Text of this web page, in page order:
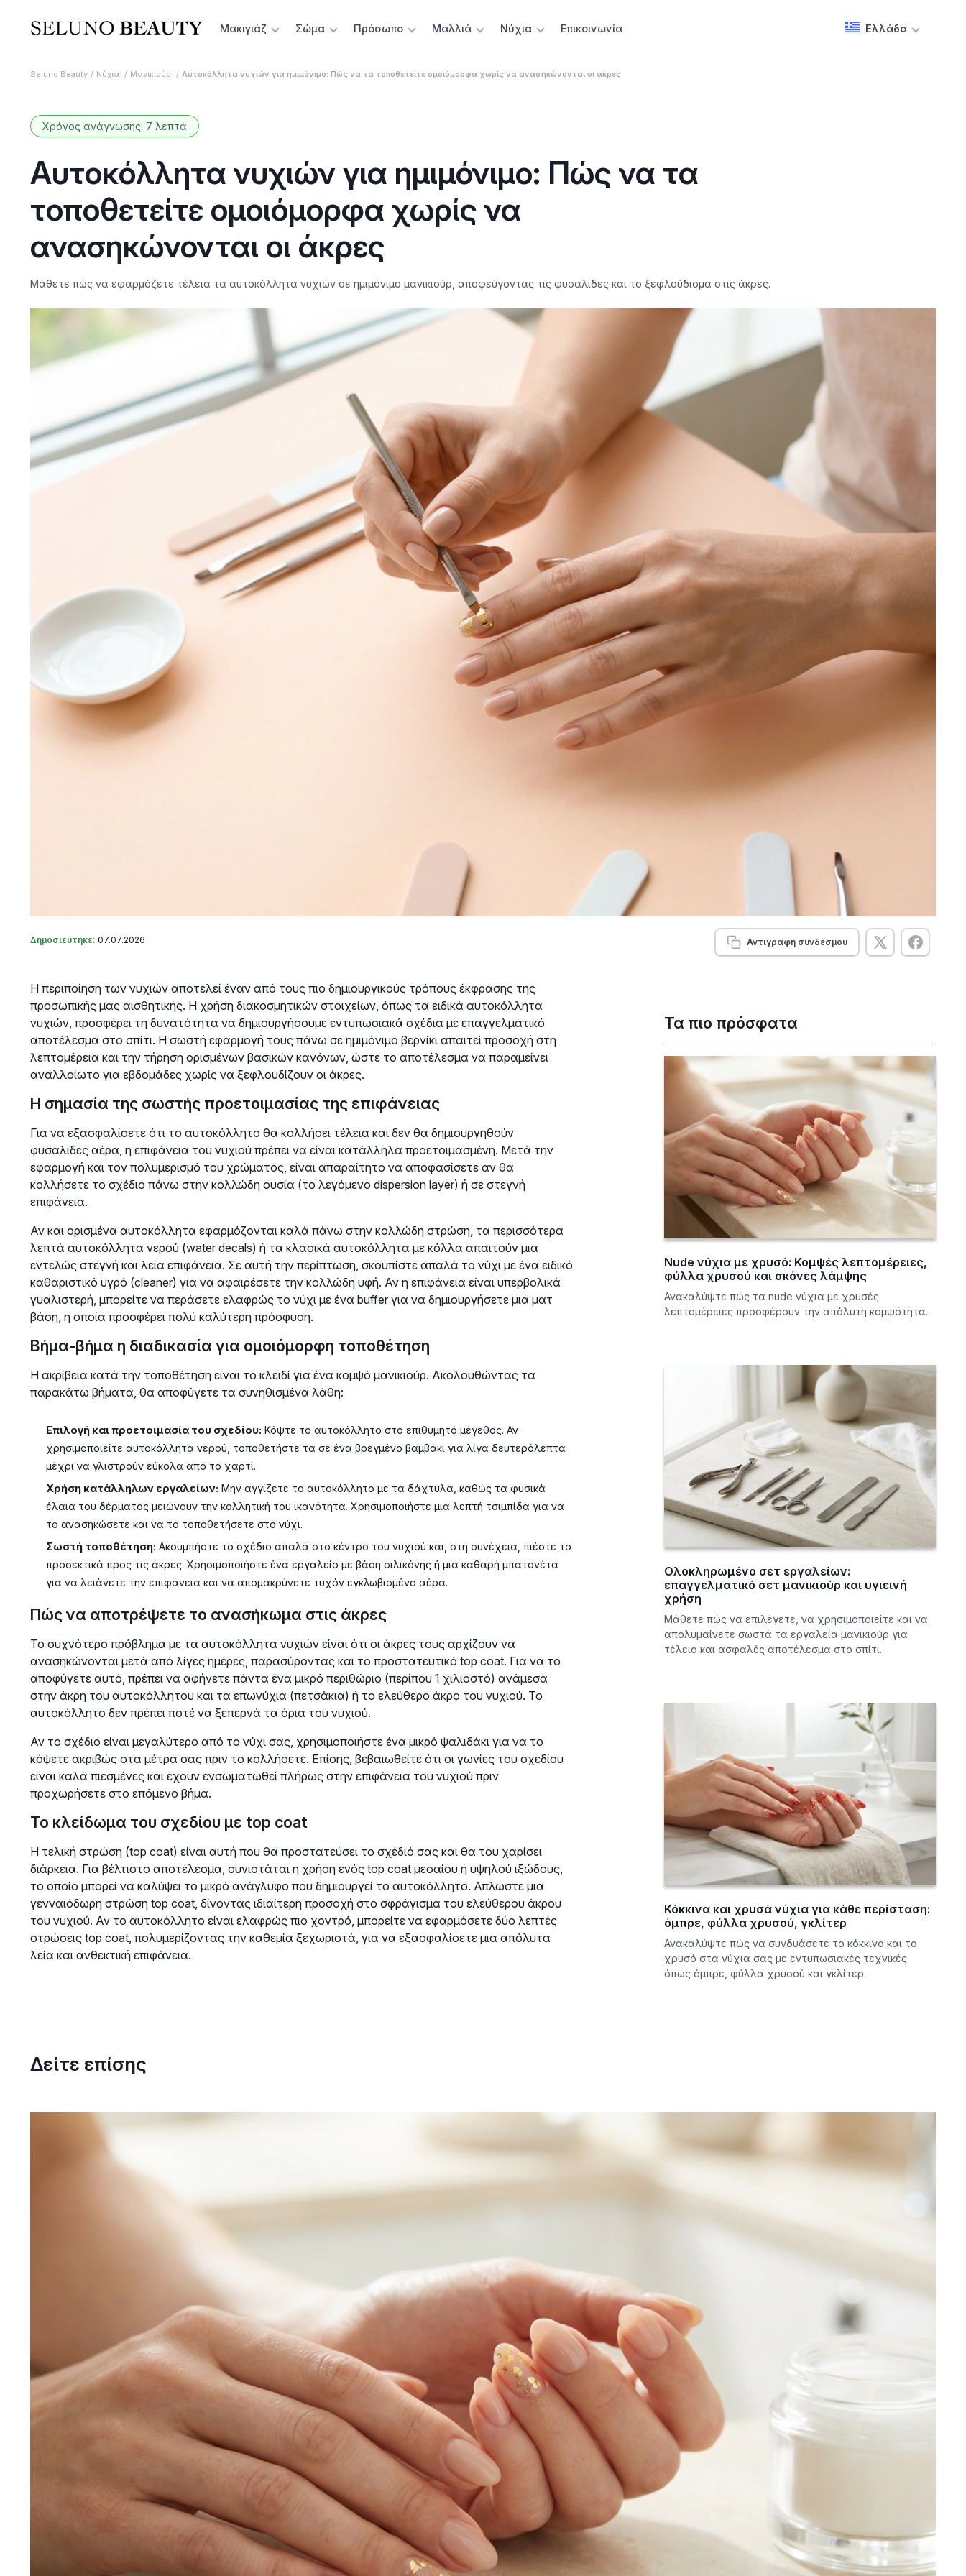
Μακιγιάζ Σώμα Πρόσωπο Μαλλιά Νύχια Επικοινωνία Ελλάδα
Seluno Beauty Νύχια Μανικιούρ Αυτοκόλλητα νυχιών για ημιμόνιμο: Πώς να τα τοποθετείτε ομοιόμορφα χωρίς να ανασηκώνονται οι άκρες
Χρόνος ανάγνωσης: 7 λεπτά
Αυτοκόλλητα νυχιών για ημιμόνιμο: Πώς να τα
τοποθετείτε ομοιόμορφα χωρίς να
ανασηκώνονται οι άκρες
Μάθετε πώς να εφαρμόζετε τέλεια τα αυτοκόλλητα νυχιών σε ημιμόνιμο μανικιούρ, αποφεύγοντας τις φυσαλίδες και το ξεφλούδισμα στις άκρες.
Δημοσιεύτηκε: 07.07.2026 Αντιγραφή συνδέσμου
Η περιποίηση των νυχιών αποτελεί έναν από τους πιο δημιουργικούς τρόπους έκφρασης της
προσωπικής μας αισθητικής. Η χρήση διακοσμητικών στοιχείων, όπως τα ειδικά αυτοκόλλητα
νυχιών, προσφέρει τη δυνατότητα να δημιουργήσουμε εντυπωσιακά σχέδια με επαγγελματικό
αποτέλεσμα στο σπίτι. Η σωστή εφαρμογή τους πάνω σε ημιμόνιμο βερνίκι απαιτεί προσοχή στη
λεπτομέρεια και την τήρηση ορισμένων βασικών κανόνων, ώστε το αποτέλεσμα να παραμείνει
αναλλοίωτο για εβδομάδες χωρίς να ξεφλουδίζουν οι άκρες.
Η σημασία της σωστής προετοιμασίας της επιφάνειας
Για να εξασφαλίσετε ότι το αυτοκόλλητο θα κολλήσει τέλεια και δεν θα δημιουργηθούν
φυσαλίδες αέρα, η επιφάνεια του νυχιού πρέπει να είναι κατάλληλα προετοιμασμένη. Μετά την
εφαρμογή και τον πολυμερισμό του χρώματος, είναι απαραίτητο να αποφασίσετε αν θα
κολλήσετε το σχέδιο πάνω στην κολλώδη ουσία (το λεγόμενο dispersion layer) ή σε στεγνή
επιφάνεια.
Αν και ορισμένα αυτοκόλλητα εφαρμόζονται καλά πάνω στην κολλώδη στρώση, τα περισσότερα
λεπτά αυτοκόλλητα νερού (water decals) ή τα κλασικά αυτοκόλλητα με κόλλα απαιτούν μια
εντελώς στεγνή και λεία επιφάνεια. Σε αυτή την περίπτωση, σκουπίστε απαλά το νύχι με ένα ειδικό
καθαριστικό υγρό (cleaner) για να αφαιρέσετε την κολλώδη υφή. Αν η επιφάνεια είναι υπερβολικά
γυαλιστερή, μπορείτε να περάσετε ελαφρώς το νύχι με ένα buffer για να δημιουργήσετε μια ματ
βάση, η οποία προσφέρει πολύ καλύτερη πρόσφυση.
Βήμα-βήμα η διαδικασία για ομοιόμορφη τοποθέτηση
Η ακρίβεια κατά την τοποθέτηση είναι το κλειδί για ένα κομψό μανικιούρ. Ακολουθώντας τα
παρακάτω βήματα, θα αποφύγετε τα συνηθισμένα λάθη:
Επιλογή και προετοιμασία του σχεδίου: Κόψτε το αυτοκόλλητο στο επιθυμητό μέγεθος. Αν
χρησιμοποιείτε αυτοκόλλητα νερού, τοποθετήστε τα σε ένα βρεγμένο βαμβάκι για λίγα δευτερόλεπτα
μέχρι να γλιστρούν εύκολα από το χαρτί.
Χρήση κατάλληλων εργαλείων: Μην αγγίζετε το αυτοκόλλητο με τα δάχτυλα, καθώς τα φυσικά
έλαια του δέρματος μειώνουν την κολλητική του ικανότητα. Χρησιμοποιήστε μια λεπτή τσιμπίδα για να
το ανασηκώσετε και να το τοποθετήσετε στο νύχι.
Σωστή τοποθέτηση: Ακουμπήστε το σχέδιο απαλά στο κέντρο του νυχιού και, στη συνέχεια, πιέστε το
προσεκτικά προς τις άκρες. Χρησιμοποιήστε ένα εργαλείο με βάση σιλικόνης ή μια καθαρή μπατονέτα
για να λειάνετε την επιφάνεια και να απομακρύνετε τυχόν εγκλωβισμένο αέρα.
Πώς να αποτρέψετε το ανασήκωμα στις άκρες
Το συχνότερο πρόβλημα με τα αυτοκόλλητα νυχιών είναι ότι οι άκρες τους αρχίζουν να
ανασηκώνονται μετά από λίγες ημέρες, παρασύροντας και το προστατευτικό top coat. Για να το
αποφύγετε αυτό, πρέπει να αφήνετε πάντα ένα μικρό περιθώριο (περίπου 1 χιλιοστό) ανάμεσα
στην άκρη του αυτοκόλλητου και τα επωνύχια (πετσάκια) ή το ελεύθερο άκρο του νυχιού. Το
αυτοκόλλητο δεν πρέπει ποτέ να ξεπερνά τα όρια του νυχιού.
Αν το σχέδιο είναι μεγαλύτερο από το νύχι σας, χρησιμοποιήστε ένα μικρό ψαλιδάκι για να το
κόψετε ακριβώς στα μέτρα σας πριν το κολλήσετε. Επίσης, βεβαιωθείτε ότι οι γωνίες του σχεδίου
είναι καλά πιεσμένες και έχουν ενσωματωθεί πλήρως στην επιφάνεια του νυχιού πριν
προχωρήσετε στο επόμενο βήμα.
Το κλείδωμα του σχεδίου με top coat
Η τελική στρώση (top coat) είναι αυτή που θα προστατεύσει το σχέδιό σας και θα του χαρίσει
διάρκεια. Για βέλτιστο αποτέλεσμα, συνιστάται η χρήση ενός top coat μεσαίου ή υψηλού ιξώδους,
το οποίο μπορεί να καλύψει το μικρό ανάγλυφο που δημιουργεί το αυτοκόλλητο. Απλώστε μια
γενναιόδωρη στρώση top coat, δίνοντας ιδιαίτερη προσοχή στο σφράγισμα του ελεύθερου άκρου
του νυχιού. Αν το αυτοκόλλητο είναι ελαφρώς πιο χοντρό, μπορείτε να εφαρμόσετε δύο λεπτές
στρώσεις top coat, πολυμερίζοντας την καθεμία ξεχωριστά, για να εξασφαλίσετε μια απόλυτα
λεία και ανθεκτική επιφάνεια.
Τα πιο πρόσφατα
Nude νύχια με χρυσό: Κομψές λεπτομέρειες,
φύλλα χρυσού και σκόνες λάμψης
Ανακαλύψτε πώς τα nude νύχια με χρυσές
λεπτομέρειες προσφέρουν την απόλυτη κομψότητα.
Ολοκληρωμένο σετ εργαλείων:
επαγγελματικό σετ μανικιούρ και υγιεινή
χρήση
Μάθετε πώς να επιλέγετε, να χρησιμοποιείτε και να
απολυμαίνετε σωστά τα εργαλεία μανικιούρ για
τέλειο και ασφαλές αποτέλεσμα στο σπίτι.
Κόκκινα και χρυσά νύχια για κάθε περίσταση:
όμπρε, φύλλα χρυσού, γκλίτερ
Ανακαλύψτε πώς να συνδυάσετε το κόκκινο και το
χρυσό στα νύχια σας με εντυπωσιακές τεχνικές
όπως όμπρε, φύλλα χρυσού και γκλίτερ.
Δείτε επίσης